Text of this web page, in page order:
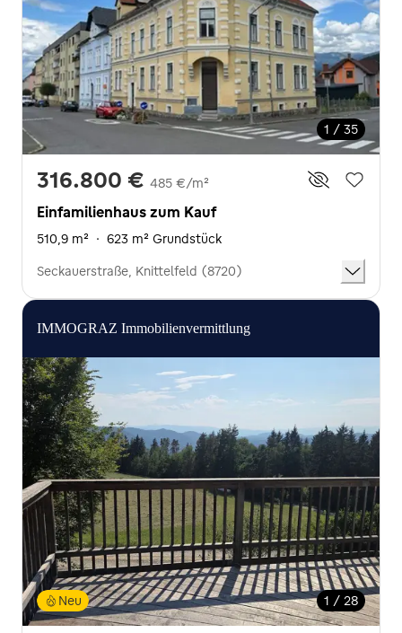
1 / 35
316.800 € 485 €/m²
Einfamilienhaus zum Kauf
510,9 m² · 623 m² Grundstück
Seckauerstraße, Knittelfeld (8720)
IMMOGRAZ Immobilienvermittlung
1 / 28
Neu